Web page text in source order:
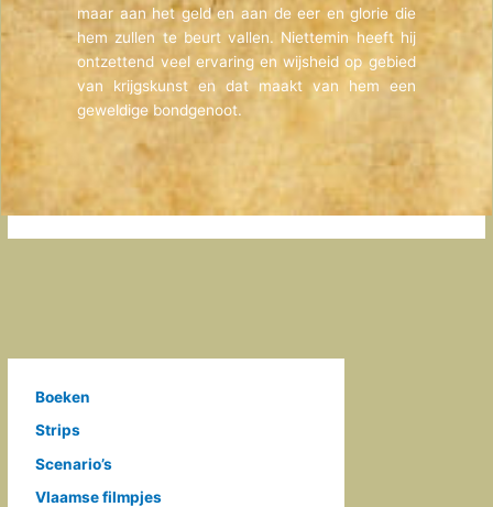
Boeken
Strips
Scenario’s
Vlaamse filmpjes
maar aan het geld en aan de eer en glorie die
hem zullen te beurt vallen. Niettemin heeft hij
ontzettend veel ervaring en wijsheid op gebied
van krijgskunst en dat maakt van hem een
geweldige bondgenoot.